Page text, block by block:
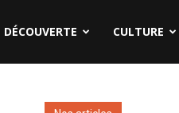
DÉCOUVERTE CULTURE